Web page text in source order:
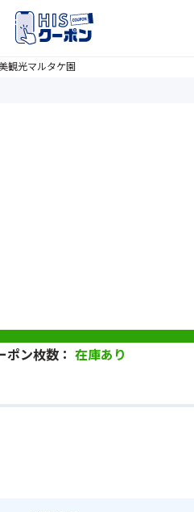
観光マルタケ園
ポン枚数： 在庫あり